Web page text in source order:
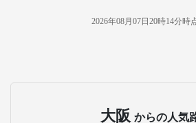
2026年08月07日20時14分時
大阪 からの人気